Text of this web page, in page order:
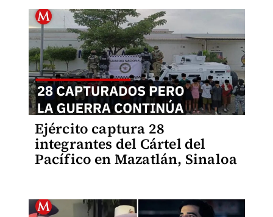
Ejército captura 28
integrantes del Cártel del
Pacífico en Mazatlán, Sinaloa